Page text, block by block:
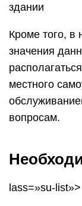
здании
Кроме того, в
значения
местного
вопросам.
lass=»su-list»>